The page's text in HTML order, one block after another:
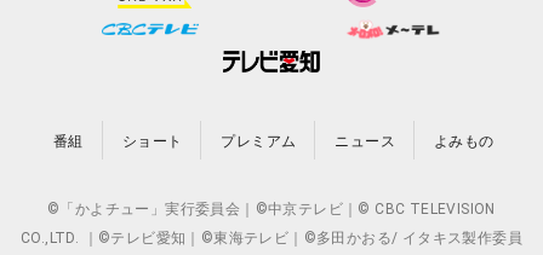
番組 ショート プレミアム ニュース よみもの
©「かよチュー」実行委員会｜©中京テレビ｜© CBC TELEVISION
CO.,LTD. ｜©テレビ愛知｜©東海テレビ｜©多田かおる/ イタキス製作委員